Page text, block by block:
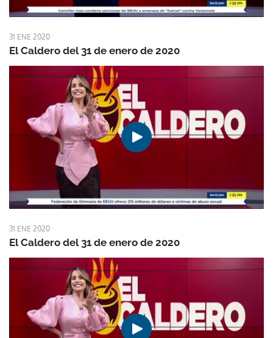
31 ENE 2020
El Caldero del 31 de enero de 2020
31 ENE 2020
El Caldero del 31 de enero de 2020